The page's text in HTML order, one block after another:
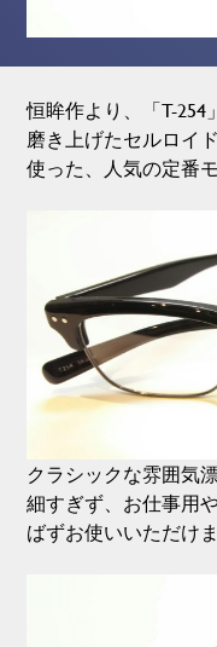
恒眸作より、「T-254
磨き上げたセルロイ
使った、人気の定番
クラシックな雰囲気
細すぎず、お仕事用
ばずお使いいただけま